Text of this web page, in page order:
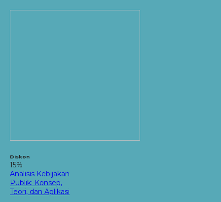
Diskon
15%
Analisis Kebijakan
Publik: Konsep,
Teori, dan Aplikasi